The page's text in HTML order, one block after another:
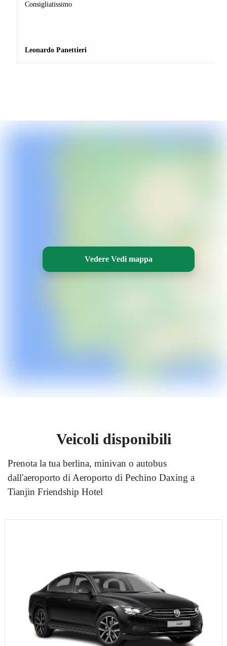
Consigliatissimo
Leonardo Panettieri
Vedere Vedi mappa
Veicoli disponibili
Prenota la tua berlina, minivan o autobus
dall'aeroporto di Aeroporto di Pechino Daxing a
Tianjin Friendship Hotel